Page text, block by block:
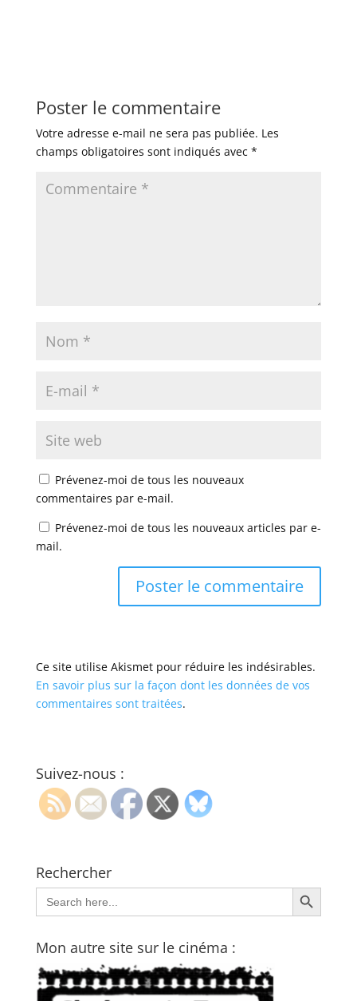
Poster le commentaire
Votre adresse e-mail ne sera pas publiée. Les
champs obligatoires sont indiqués avec *
Prévenez-moi de tous les nouveaux
commentaires par e-mail.
Prévenez-moi de tous les nouveaux articles par e-
mail.
Ce site utilise Akismet pour réduire les indésirables.
En savoir plus sur la façon dont les données de vos
commentaires sont traitées.
Suivez-nous :
Rechercher
Search
for:
Search Button
Mon autre site sur le cinéma :